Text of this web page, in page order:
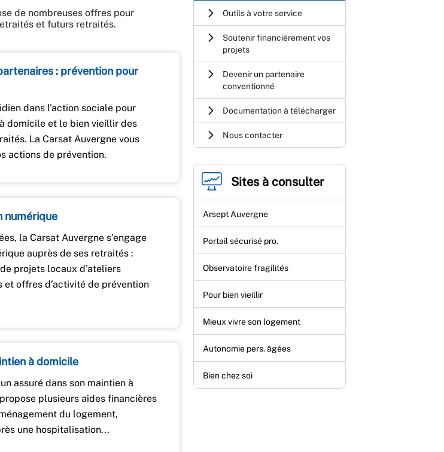
de nombreuses offres pour
et futurs retraités.
: prévention pour
dans l'action sociale pour
domicile et le bien vieillir des
La Carsat Auvergne vous
actions de prévention.
numérique
la Carsat Auvergne s’engage
auprès de ses retraités :
projets locaux d’ateliers
et offres d’activité de prévention
à domicile
assuré dans son maintien à
plusieurs aides financières
du logement,
une hospitalisation...
Outils à votre service
Soutenir financièrement vos
projets
Devenir un partenaire
conventionné
Documentation à télécharger
Nous contacter
Sites à consulter
Arsept Auvergne
Portail sécurisé pro.
Observatoire fragilités
Pour bien vieillir
Mieux vivre son logement
Autonomie pers. âgées
Bien chez soi